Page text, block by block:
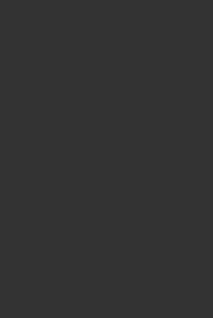
BB CREME SPF 50 BB 크림과